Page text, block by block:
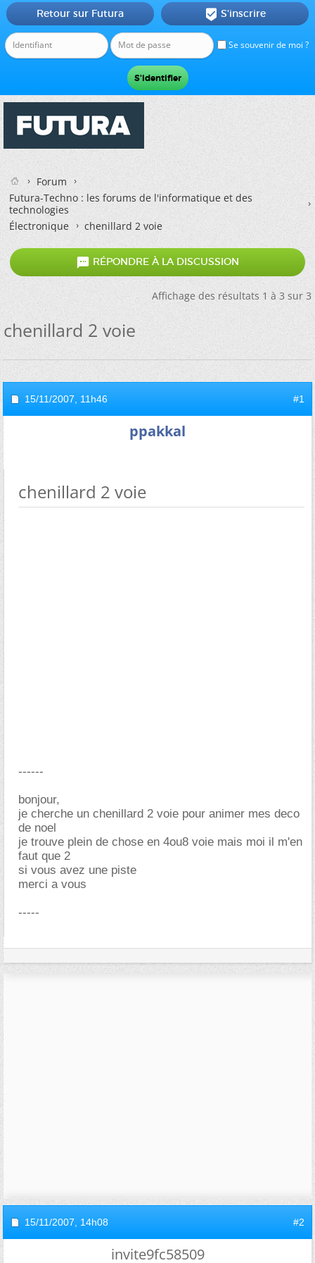
Se souvenir de moi ?
Retour sur Futura  S'inscrire
Forum
Futura-Techno : les forums de l'informatique et des
technologies
Électronique
chenillard 2 voie
 RÉPONDRE À LA DISCUSSION
Affichage des résultats 1 à 3 sur 3
chenillard 2 voie
15/11/2007, 11h46 #1
ppakkal
chenillard 2 voie
------
bonjour,
je cherche un chenillard 2 voie pour animer mes deco
de noel
je trouve plein de chose en 4ou8 voie mais moi il m'en
faut que 2
si vous avez une piste
merci a vous
-----
15/11/2007, 14h08 #2
invite9fc58509